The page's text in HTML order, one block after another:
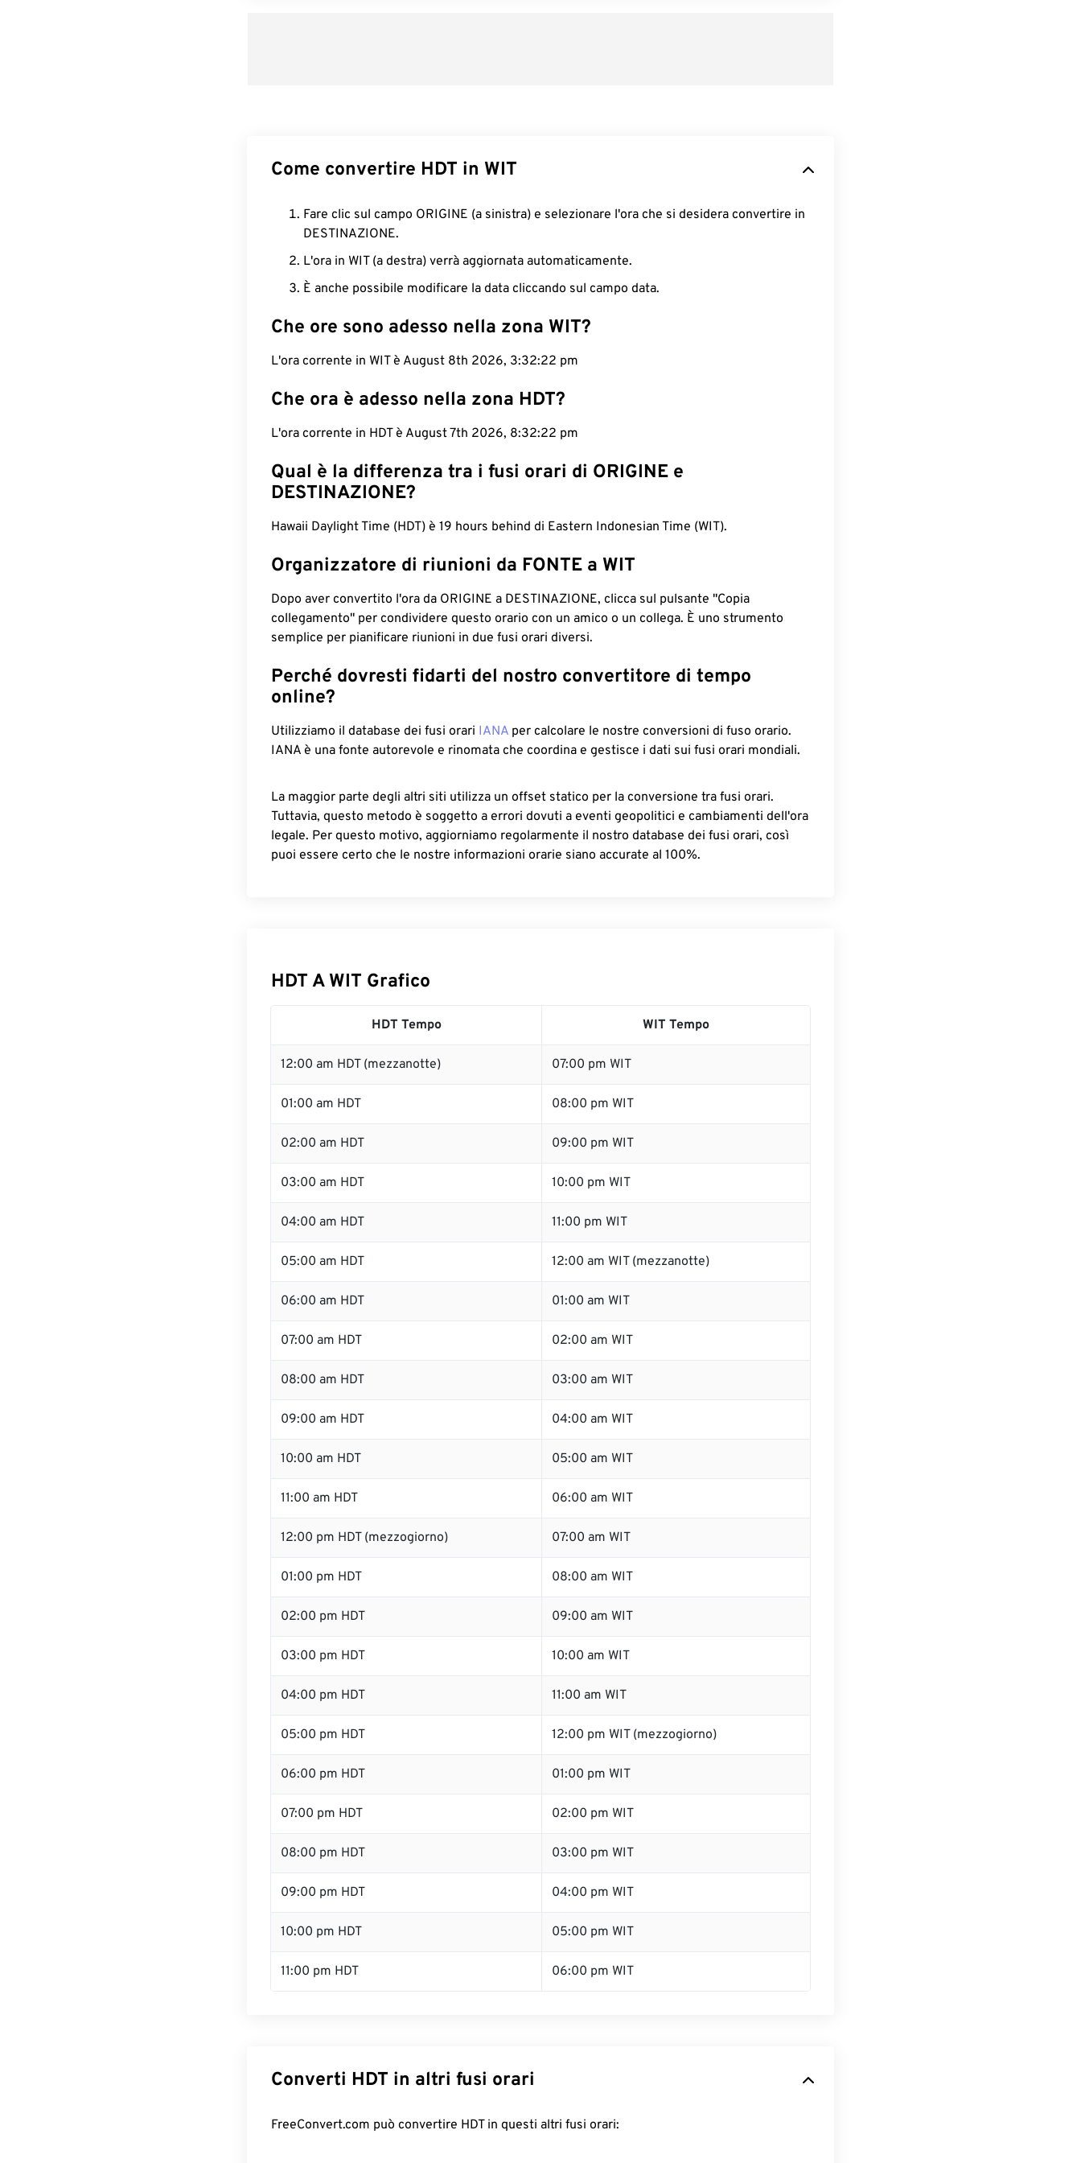
Come convertire HDT in WIT
Fare clic sul campo ORIGINE (a sinistra) e selezionare l'ora che si desidera convertire in
DESTINAZIONE.
L'ora in WIT (a destra) verrà aggiornata automaticamente.
È anche possibile modificare la data cliccando sul campo data.
Che ore sono adesso nella zona WIT?
L'ora corrente in WIT è August 8th 2026, 3:32:23 pm
Che ora è adesso nella zona HDT?
L'ora corrente in HDT è August 7th 2026, 8:32:23 pm
Qual è la differenza tra i fusi orari di ORIGINE e
DESTINAZIONE?
Hawaii Daylight Time (HDT) è 19 hours behind di Eastern Indonesian Time (WIT).
Organizzatore di riunioni da FONTE a WIT
Dopo aver convertito l'ora da ORIGINE a DESTINAZIONE, clicca sul pulsante "Copia
collegamento" per condividere questo orario con un amico o un collega. È uno strumento
semplice per pianificare riunioni in due fusi orari diversi.
Perché dovresti fidarti del nostro convertitore di tempo
online?
Utilizziamo il database dei fusi orari IANA per calcolare le nostre conversioni di fuso orario.
IANA è una fonte autorevole e rinomata che coordina e gestisce i dati sui fusi orari mondiali.
La maggior parte degli altri siti utilizza un offset statico per la conversione tra fusi orari.
Tuttavia, questo metodo è soggetto a errori dovuti a eventi geopolitici e cambiamenti dell'ora
legale. Per questo motivo, aggiorniamo regolarmente il nostro database dei fusi orari, così
puoi essere certo che le nostre informazioni orarie siano accurate al 100%.
HDT A WIT Grafico
HDT Tempo WIT Tempo
12:00 am HDT (mezzanotte) 07:00 pm WIT
01:00 am HDT 08:00 pm WIT
02:00 am HDT 09:00 pm WIT
03:00 am HDT 10:00 pm WIT
04:00 am HDT 11:00 pm WIT
05:00 am HDT 12:00 am WIT (mezzanotte)
06:00 am HDT 01:00 am WIT
07:00 am HDT 02:00 am WIT
08:00 am HDT 03:00 am WIT
09:00 am HDT 04:00 am WIT
10:00 am HDT 05:00 am WIT
11:00 am HDT 06:00 am WIT
12:00 pm HDT (mezzogiorno) 07:00 am WIT
01:00 pm HDT 08:00 am WIT
02:00 pm HDT 09:00 am WIT
03:00 pm HDT 10:00 am WIT
04:00 pm HDT 11:00 am WIT
05:00 pm HDT 12:00 pm WIT (mezzogiorno)
06:00 pm HDT 01:00 pm WIT
07:00 pm HDT 02:00 pm WIT
08:00 pm HDT 03:00 pm WIT
09:00 pm HDT 04:00 pm WIT
10:00 pm HDT 05:00 pm WIT
11:00 pm HDT 06:00 pm WIT
Converti HDT in altri fusi orari
FreeConvert.com può convertire HDT in questi altri fusi orari: